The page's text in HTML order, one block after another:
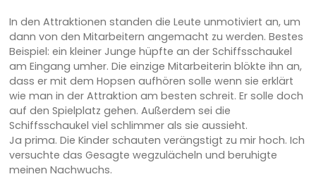
In den Attraktionen standen die Leute unmotiviert an, um
dann von den Mitarbeitern angemacht zu werden. Bestes
Beispiel: ein kleiner Junge hüpfte an der Schiffsschaukel
am Eingang umher. Die einzige Mitarbeiterin blökte ihn an,
dass er mit dem Hopsen aufhören solle wenn sie erklärt
wie man in der Attraktion am besten schreit. Er solle doch
auf den Spielplatz gehen. Außerdem sei die
Schiffsschaukel viel schlimmer als sie aussieht.
Ja prima. Die Kinder schauten verängstigt zu mir hoch. Ich
versuchte das Gesagte wegzulächeln und beruhigte
meinen Nachwuchs.